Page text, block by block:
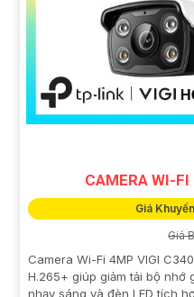
CAMERA WI-
Giá
Giá
Camera Wi-Fi 4MP VIGI
H.265+ giúp giảm tải bộ nhớ
nhạy sáng và đèn LED tích